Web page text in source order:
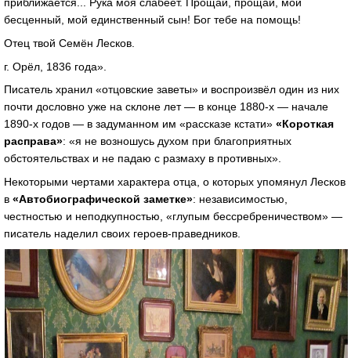
бесценный, мой единственный сын! Бог тебе на помощь!
Отец твой Семён Лесков.
г. Орёл, 1836 года».
Писатель хранил «отцовские заветы» и воспроизвёл один из них
почти дословно уже на склоне лет — в конце 1880-х — начале
1890-х годов — в задуманном им «рассказе кстати» «Короткая
расправа»: «я не возношусь духом при благоприятных
обстоятельствах и не падаю с размаху в противных».
Некоторыми чертами характера отца, о которых упомянул Лесков
в «Автобиографической заметке»: независимостью,
честностью и неподкупностью, «глупым бессребреничеством» —
писатель наделил своих героев-праведников.